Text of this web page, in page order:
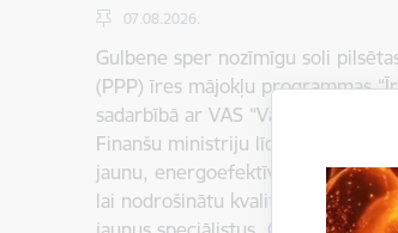
07.08.2026.
Gulbene sper nozīmīgu soli
(PPP) īres mājokļu programmas
sadarbībā ar VAS “Valsts
Finanšu ministriju līdz 2030.
jaunu, energoefektīvu ēku ar 48
lai nodrošinātu kvalitatīvu dzīves